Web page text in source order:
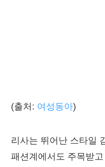
(출처: 여성동아)
리사는 뛰어난 스타일
패션계에서도 주목받